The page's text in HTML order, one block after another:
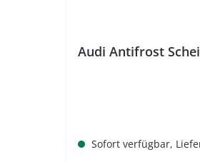
Audi Antifrost
Sofort verfügbar,